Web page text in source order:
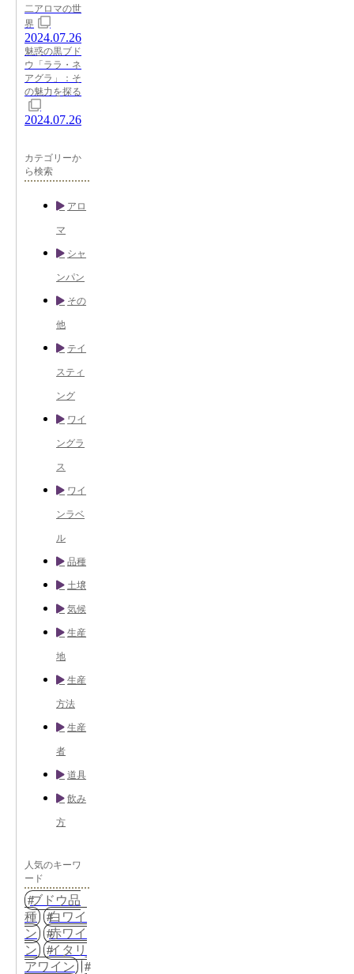
二アロマの世
界
2024.07.26
魅惑の黒ブド
ウ「ララ・ネ
アグラ」：そ
の魅力を探る
2024.07.26
カテゴリーか
ら検索
アロ
マ
シャ
ンパン
その
他
テイ
スティ
ング
ワイ
ングラ
ス
ワイ
ンラベ
ル
品種
土壌
気候
生産
地
生産
方法
生産
者
道具
飲み
方
人気のキーワ
ード
ブドウ品
種
白ワイ
ン
赤ワイ
ン
イタリ
アワイン